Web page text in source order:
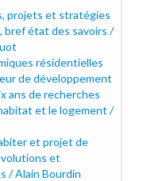
projets et stratégies
bref état des savoirs /
résidentielles
de développement
ans de recherches
et le logement /
et projet de
et
/ Alain Bourdin